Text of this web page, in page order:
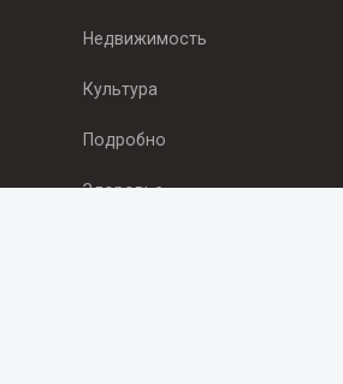
Недвижимость
Культура
Подробно
Здоровье